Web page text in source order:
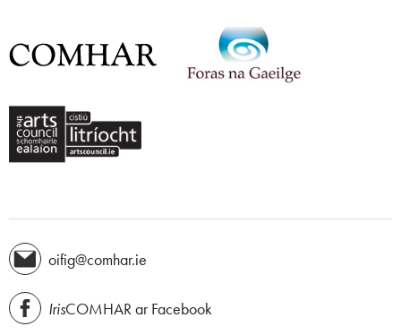
oifig@comhar.ie
IrisCOMHAR ar Facebook